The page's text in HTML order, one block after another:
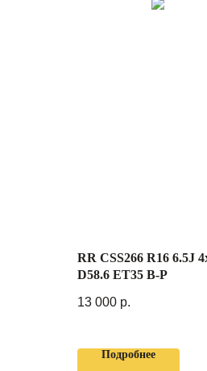
RR CSS266 R16 6.5J
D58.6 ET35 B-P
13 000 р.
Подробнее